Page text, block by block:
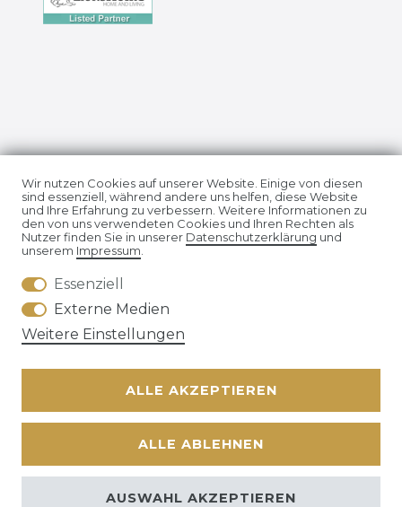
Impressum Daten­schutz­erklärung
AGB
© Copyright 2026 | Alle Rechte vorbehalten. | * Alle Preise
Wir nutzen Cookies auf unserer Website. Einige von diesen
sind essenziell, während andere uns helfen, diese Website
und Ihre Erfahrung zu verbessern. Weitere Informationen zu
den von uns verwendeten Cookies und Ihren Rechten als
Nutzer finden Sie in unserer Daten­schutz­erklärung und
unserem Impressum.
Essenziell
Externe Medien
Weitere Einstellungen
ALLE AKZEPTIEREN
ALLE ABLEHNEN
AUSWAHL AKZEPTIEREN